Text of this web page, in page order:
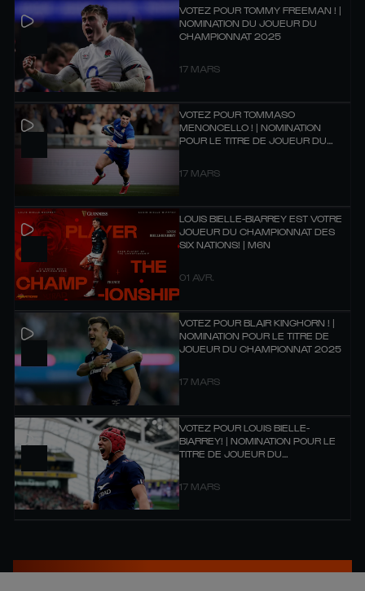
VOTEZ POUR TOMMY FREEMAN ! |
NOMINATION DU JOUEUR DU
CHAMPIONNAT 2025
17 MARS
VOTEZ POUR TOMMASO
MENONCELLO ! | NOMINATION
POUR LE TITRE DE JOUEUR DU
17 MARS
LOUIS BIELLE-BIARREY EST VOTRE
JOUEUR DU CHAMPIONNAT DES
SIX NATIONS! | M6N
01 AVR.
VOTEZ POUR BLAIR KINGHORN ! |
NOMINATION POUR LE TITRE DE
JOUEUR DU CHAMPIONNAT 2025
17 MARS
VOTEZ POUR LOUIS BIELLE-
BIARREY! | NOMINATION POUR LE
TITRE DE JOUEUR DU
17 MARS